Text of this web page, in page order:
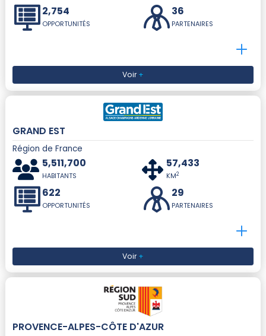
2,754
OPPORTUNITÉS
36
PARTENAIRES
Voir+
GRAND EST
Région de France
5,511,700
HABITANTS
57,433
KM2
622
OPPORTUNITÉS
29
PARTENAIRES
Voir+
PROVENCE-ALPES-CÔTE D'AZUR